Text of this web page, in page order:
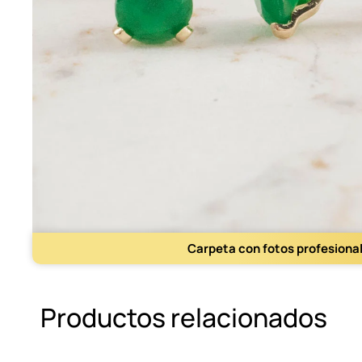
Carpeta con fotos
Productos relacionados